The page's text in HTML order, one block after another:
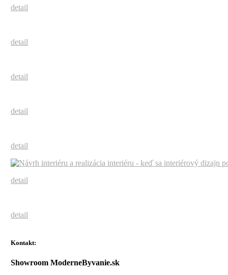
detail
detail
detail
detail
detail
detail
detail
Kontakt:
Showroom ModerneByvanie.sk